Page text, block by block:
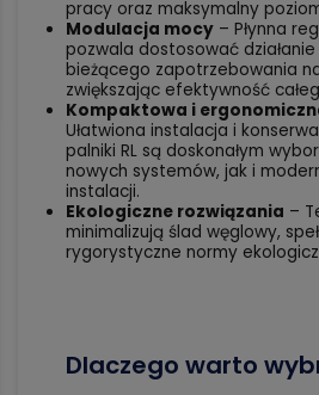
pracy oraz maksymalny
Modulacja mocy – Płynna
pozwala dostosować
bieżącego zapotrzebowania
zwiększając efektywność
Kompaktowa i
Ułatwiona instalacja i
palniki RL są doskonałym
nowych systemów, jak i
instalacji.
Ekologiczne rozwiązania –
minimalizują ślad węglowy,
rygorystyczne normy
Dlaczego warto